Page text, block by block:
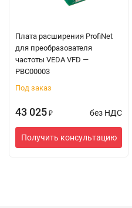
Плата расширения ProfiNet
для преобразователя
частоты VEDA VFD —
PBC00003
Под заказ
43 025 ₽ без НДС
Получить консультацию